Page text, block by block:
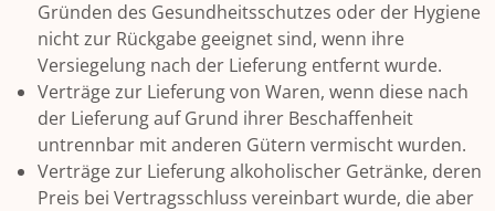
Gründen des Gesundheitsschutzes oder der Hygiene
nicht zur Rückgabe geeignet sind, wenn ihre
Versiegelung nach der Lieferung entfernt wurde.
Verträge zur Lieferung von Waren, wenn diese nach
der Lieferung auf Grund ihrer Beschaffenheit
untrennbar mit anderen Gütern vermischt wurden.
Verträge zur Lieferung alkoholischer Getränke, deren
Preis bei Vertragsschluss vereinbart wurde, die aber